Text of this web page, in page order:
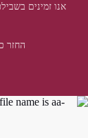
אנו זמינים
החזר